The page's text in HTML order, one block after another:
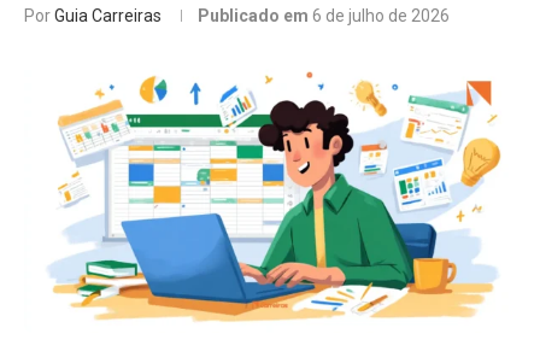
PorGuia Carreiras Publicado em 6 de julho de 2026